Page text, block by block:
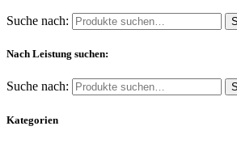
Suche nach:
Nach Leistung suchen:
Suche nach:
Kategorien